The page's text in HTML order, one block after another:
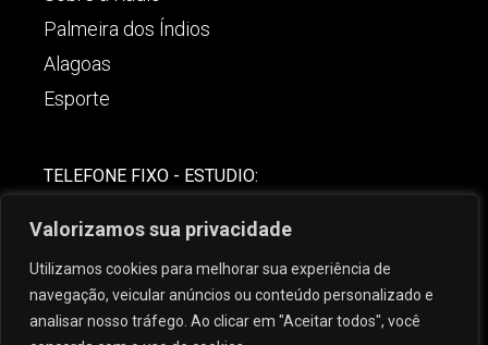
Valorizamos sua privacidade
Utilizamos cookies para melhorar sua experiência de
navegação, veicular anúncios ou conteúdo personalizado e
analisar nosso tráfego. Ao clicar em "Aceitar todos", você
Palmeira dos Índios
Alagoas
Esporte
TELEFONE FIXO - ESTUDIO:
(82) 99621-8806